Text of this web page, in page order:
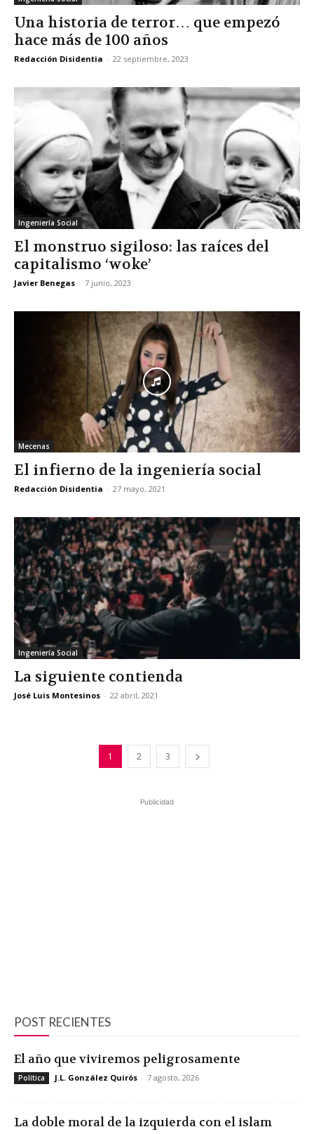
Una historia de terror… que empezó
hace más de 100 años
Redacción Disidentia - 22 septiembre, 2023
Ingeniería Social
El monstruo sigiloso: las raíces del
capitalismo ‘woke’
Javier Benegas - 7 junio, 2023
Mecenas
El infierno de la ingeniería social
Redacción Disidentia - 27 mayo, 2021
Ingeniería Social
La siguiente contienda
José Luis Montesinos - 22 abril, 2021
1 2 3
Publicidad
POST RECIENTES
El año que viviremos peligrosamente
Política J.L. González Quirós - 7 agosto, 2026
La doble moral de la izquierda con el islam